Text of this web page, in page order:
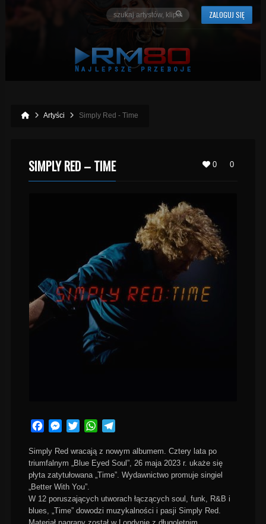
ZALOGUJ SIĘ
Artyści Simply Red - Time
0 0
SIMPLY RED – TIME
FacebookMessenger
TwitterWhatsApp
Simply Red wracają z nowym albumem. Cztery lata po
triumfalnym „Blue Eyed Soul”, 26 maja 2023 r. ukaże się
płyta zatytułowana „Time”. Wydawnictwo promuje singiel
„Better With You”.
W 12 poruszających utworach łączących soul, funk, R&B i
blues, „Time” dowodzi muzykalności i pasji Simply Red.